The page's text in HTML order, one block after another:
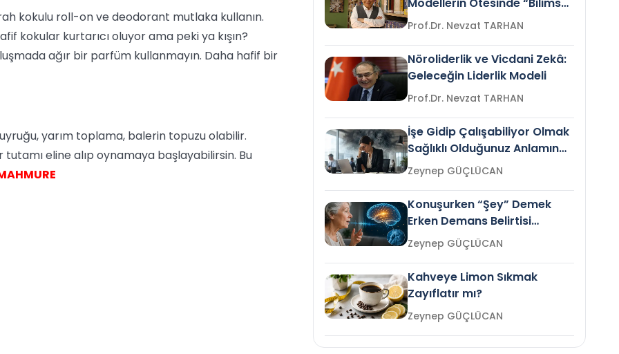
kokulu roll-on ve deodorant mutlaka kullanın.
kokular kurtarıcı oluyor ama peki ya kışın?
ağır bir parfüm kullanmayın. Daha hafif bir
yarım toplama, balerin topuzu olabilir.
tutamı eline alıp oynamaya başlayabilirsin. Bu
Liderlik”
Prof.Dr. Nevzat TARHAN
Nöroliderlik ve Vicdani Zekâ:
Geleceğin Liderlik Modeli
Prof.Dr. Nevzat TARHAN
İşe Gidip Çalışabiliyor Olmak
Sağlıklı Olduğunuz Anlamına
Gelir mi?Zeynep GÜÇLÜCAN
Konuşurken “Şey” Demek
Erken Demans Belirtisi
Olabilir mi?Zeynep GÜÇLÜCAN
Kahveye Limon Sıkmak
Zayıflatır mı?
Zeynep GÜÇLÜCAN